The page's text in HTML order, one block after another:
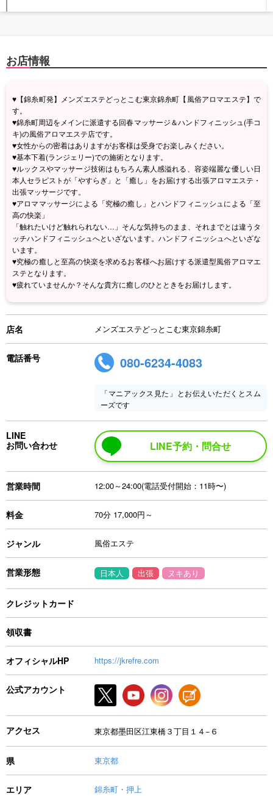
お店情報
♥【錦糸町発】メンズエステどっとこむ東京錦糸町【風俗アロマエステ】で
す。
♥錦糸町周辺をメインに派遣する回春マッサージ＆ハンドフィニッシュ(手コ
キ)の風俗アロマエステ店です。
♥女性からの密着はありますがお客様は受身でお楽しみください。
♥基本下着(ランジェリー)での施術となります。
♥ルックスやマッサージ技術はもちろん素人感溢れる、容姿端麗な優しい日
本人セラピストが「やすらぎ」と「癒し」をお届けする出張アロマエステ・
出張マッサージです。
♥アロママッサージによる「究極の癒し」とハンドフィニッシュによる「至
高の快楽」
「触れたいけど触れられない…」そんな気持ちのまま、それまでとは違うタ
ッチハンドフィニッシュへといざないます。ハンドフィニッシュへといざな
います。
♥究極の癒しと至高の快楽を求めるお客様へお届けする派遣型風俗アロマエ
ステとなります。
♥疲れていませんか？そんな貴方に癒しのひとときをお届けします。
店名 メンズエステどっとこむ東京錦糸町
電話番号 080-6234-4083
「マニアックス見た」とお伝えいただくとスム
ーズです
LINE
お問い合わせ
LINE予約・問合せ
営業時間 12:00～24:00(電話受付開始：11時〜)
料金 70分 17,000円～
ジャンル 風俗エステ
営業形態 日本人 出張 ヌキあり
クレジットカード
領収書
オフィシャルHP https://jkrefre.com
公式アカウント
アクセス 東京都墨田区江東橋３丁目１４−６
県 東京都
エリア 錦糸町・押上